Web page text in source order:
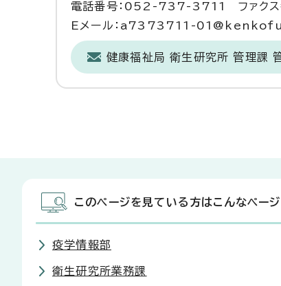
電話番号：052-737-3711 ファク
Eメール：a7373711-
健康福祉局 衛生研究所 管理課
このページを見ている方はこんなペー
疫学情報部
衛生研究所業務課